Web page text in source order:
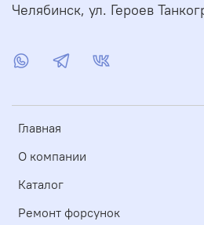
Главная
О компании
Каталог
Ремонт форсунок
Челябинск, ул. Героев